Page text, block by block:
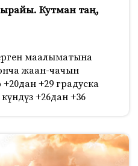
ырайы. Кутман таң,
маалыматына
жаан-чачын
+29 градуска
+26дан +36